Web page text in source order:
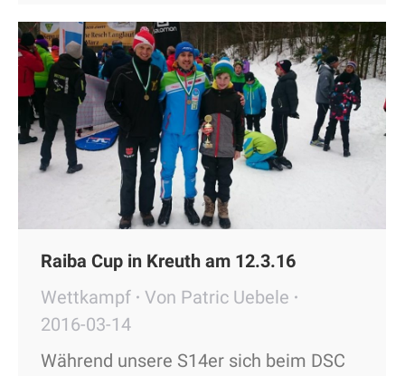
Raiba Cup in Kreuth am 12.3.16
Wettkampf
Von Patric Uebele
2016-03-14
Während unsere S14er sich beim DSC